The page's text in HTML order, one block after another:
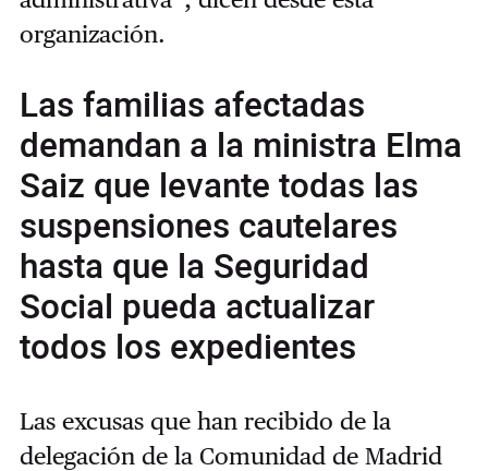
organización.
Las familias afectadas
demandan a la ministra Elma
Saiz que levante todas las
suspensiones cautelares
hasta que la Seguridad
Social pueda actualizar
todos los expedientes
Las excusas que han recibido de la
delegación de la Comunidad de Madrid